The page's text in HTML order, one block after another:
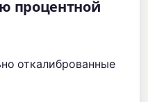
процентной
откалиброванные